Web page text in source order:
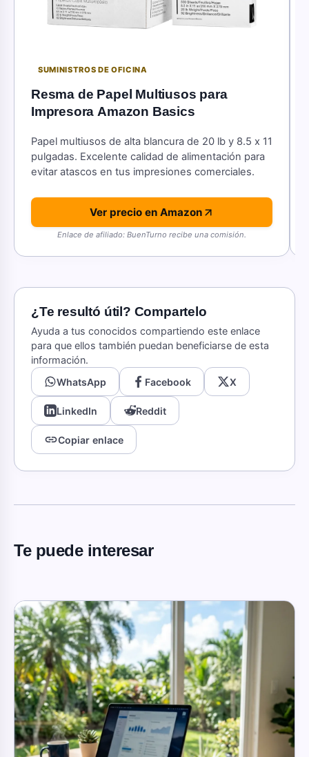
SUMINISTROS DE OFICINA
Resma de Papel Multiusos para
Impresora Amazon Basics
Papel multiusos de alta blancura de 20 lb y 8.5 x 11
pulgadas. Excelente calidad de alimentación para
evitar atascos en tus impresiones comerciales.
Ver precio en Amazon
Enlace de afiliado: BuenTurno recibe una comisión.
¿Te resultó útil? Compartelo
Ayuda a tus conocidos compartiendo este enlace
para que ellos también puedan beneficiarse de esta
información.
WhatsApp
Facebook X
LinkedIn Reddit
linkCopiar enlace
Te puede interesar